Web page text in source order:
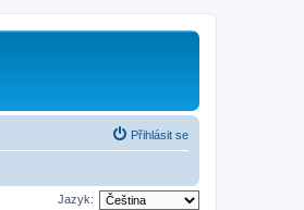
Přihlásit se
Jazyk: